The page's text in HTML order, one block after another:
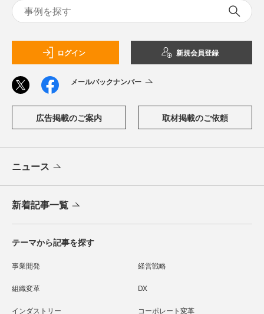
ログイン 新規会員登録
メールバックナンバー
広告掲載のご案内 取材掲載のご依頼
ニュース
新着記事一覧
テーマから記事を探す
事業開発 経営戦略
組織変革 DX
インダストリー コーポレート変革